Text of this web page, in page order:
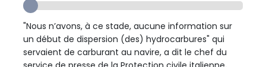
"Nous n’avons, à ce stade, aucune information sur
un début de dispersion (des) hydrocarbures" qui
servaient de carburant au navire, a dit le chef du